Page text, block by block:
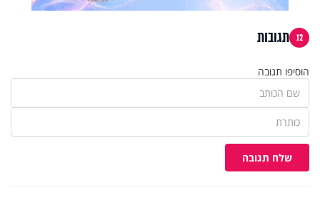
12 תגובות
הוסיפו תגובה
שלח תגובה